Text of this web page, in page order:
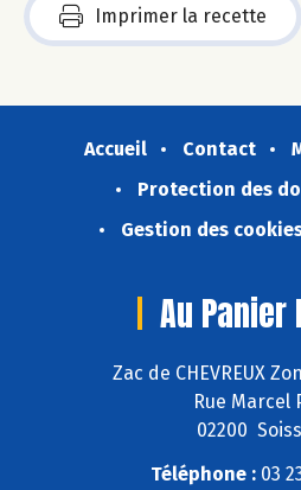
Imprimer la recette
Accueil Contact
Protection des
Gestion des
Au Panier
Zac de CHEVREUX
Rue Marcel
02200
Téléphone :03